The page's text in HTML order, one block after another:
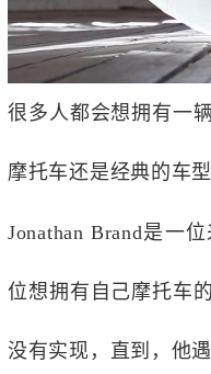
很多人都会想拥有一
摩托车还是经典的车
Jonathan Brand是一
位想拥有自己摩托车
没有实现，直到，他